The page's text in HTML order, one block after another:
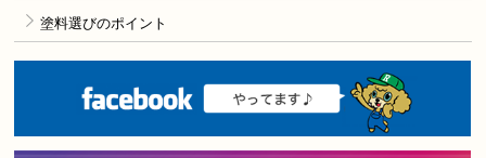
塗料選びのポイント